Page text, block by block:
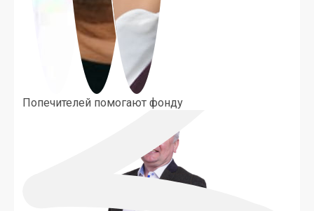
По­печи­телей по­мога­ют фон­ду